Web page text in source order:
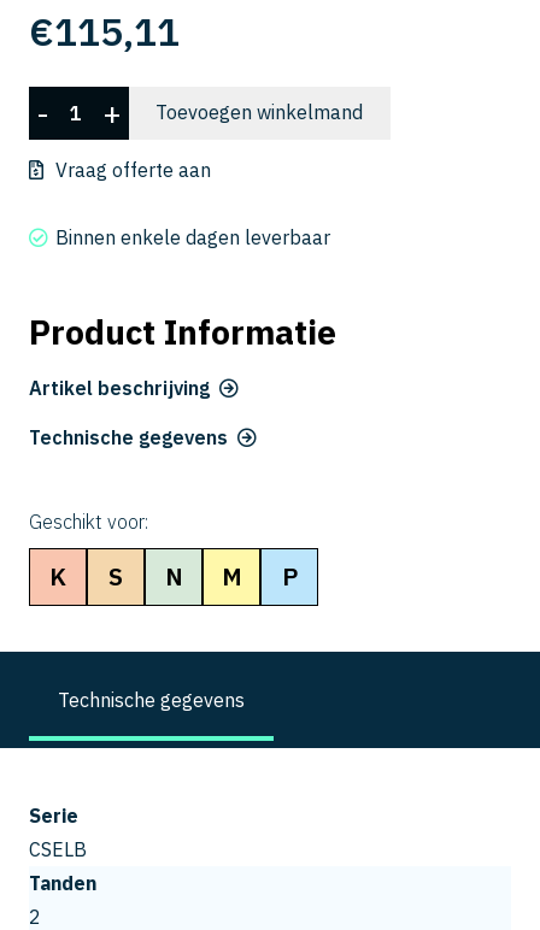
€115,11
CSELB
2020-
400-
aantal
- + Toevoegen winkelmand
Vraag offerte aan
Binnen enkele dagen leverbaar
Product Informatie
Artikel beschrijving
Technische gegevens
Geschikt voor:
K S N M P
Technische gegevens
Serie
CSELB
Tanden
2